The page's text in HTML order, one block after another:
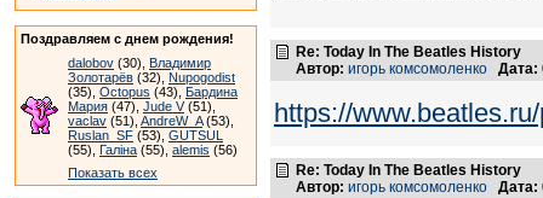
Поздравляем с днем рождения!
dalobov (30), Владимир
Золотарёв (32), Nupogodist
(35), Octopus (43), Бардина
Мария (47), Jude V(51),
vaclav (51), AndreW_A(53),
Ruslan_SF (53), GUTSUL
(55), Галіна (55), alemis (56)
Показать всех
Re: Today In The Beatles History
Автор: игорь комсомоленко Дата:
https://
Re: Today In The Beatles History
Автор: игорь комсомоленко Дата: